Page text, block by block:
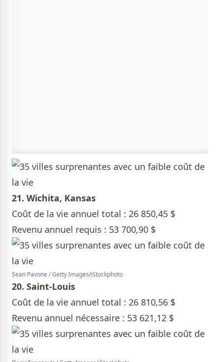
21. Wichita, Kansas
Coût de la vie annuel total : 26 850,45 $
Revenu annuel requis : 53 700,90 $
Sean Pavone / Getty Images/iStockphoto
20. Saint-Louis
Coût de la vie annuel total : 26 810,56 $
Revenu annuel nécessaire : 53 621,12 $